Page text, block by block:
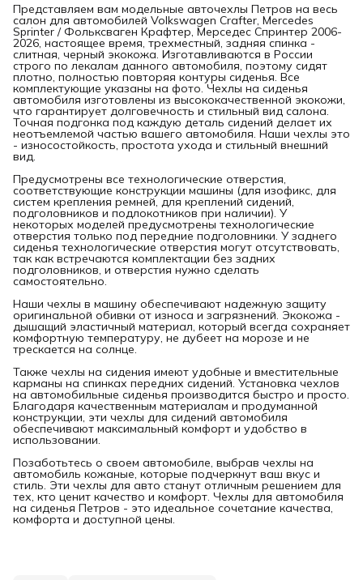
Представляем вам модельные авточехлы Петров на весь
салон для автомобилей Volkswagen Crafter, Mercedes
Sprinter / Фольксваген Крафтер, Мерседес Спринтер 2006-
2026, настоящее время, трехместный, задняя спинка -
слитная, черный экокожа. Изготавливаются в России
строго по лекалам данного автомобиля, поэтому сидят
плотно, полностью повторяя контуры сиденья. Все
комплектующие указаны на фото. Чехлы на сиденья
автомобиля изготовлены из высококачественной экокожи,
что гарантирует долговечность и стильный вид салона.
Точная подгонка под каждую деталь сидений делает их
неотъемлемой частью вашего автомобиля. Наши чехлы это
- износостойкость, простота ухода и стильный внешний
вид.
Предусмотрены все технологические отверстия,
соответствующие конструкции машины (для изофикс, для
систем крепления ремней, для креплений сидений,
подголовников и подлокотников при наличии). У
некоторых моделей предусмотрены технологические
отверстия только под передние подголовники. У заднего
сиденья технологические отверстия могут отсутствовать,
так как встречаются комплектации без задних
подголовников, и отверстия нужно сделать
самостоятельно.
Наши чехлы в машину обеспечивают надежную защиту
оригинальной обивки от износа и загрязнений. Экокожа -
дышащий эластичный материал, который всегда сохраняет
комфортную температуру, не дубеет на морозе и не
трескается на солнце.
Также чехлы на сидения имеют удобные и вместительные
карманы на спинках передних сидений. Установка чехлов
на автомобильные сиденья производится быстро и просто.
Благодаря качественным материалам и продуманной
конструкции, эти чехлы для сидений автомобиля
обеспечивают максимальный комфорт и удобство в
использовании.
Позаботьтесь о своем автомобиле, выбрав чехлы на
автомобиль кожаные, которые подчеркнут ваш вкус и
стиль. Эти чехлы для авто станут отличным решением для
тех, кто ценит качество и комфорт. Чехлы для автомобиля
на сиденья Петров - это идеальное сочетание качества,
комфорта и доступной цены.